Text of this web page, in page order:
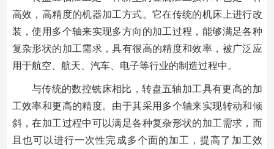
高效，高精度的机器加工方式。它在传统的机床上进行改
装，使用多个轴来实现多方向的加工过程，能够满足各种
复杂形状的加工需求，具有很高的精度和效率，被广泛应
用于航空、航天、汽车、电子等行业的制造过程中。
与传统的数控铣床相比，转盘五轴加工具有更高的加
工效率和更高的精度。由于其采用多个轴来实现转动和倾
斜，在加工过程中可以满足各种复杂形状的加工需求，而
且也可以进行一次性完成多个面的加工，提高了加工效